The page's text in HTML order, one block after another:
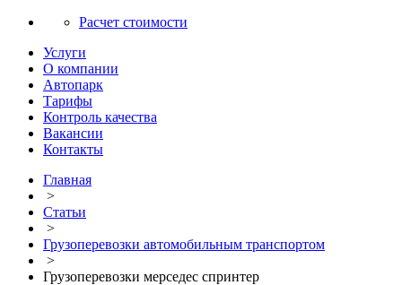
Расчет стоимости
Услуги
О компании
Автопарк
Тарифы
Контроль качества
Вакансии
Контакты
Главная
>
Статьи
>
Грузоперевозки автомобильным транспортом
>
Грузоперевозки мерседес спринтер